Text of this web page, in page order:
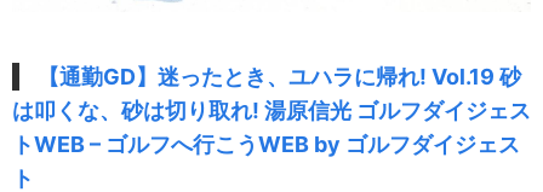
【通勤GD】迷ったとき、ユハラに帰れ! Vol.19 砂
は叩くな、砂は切り取れ! 湯原信光 ゴルフダイジェス
トWEB – ゴルフへ行こうWEB by ゴルフダイジェス
ト